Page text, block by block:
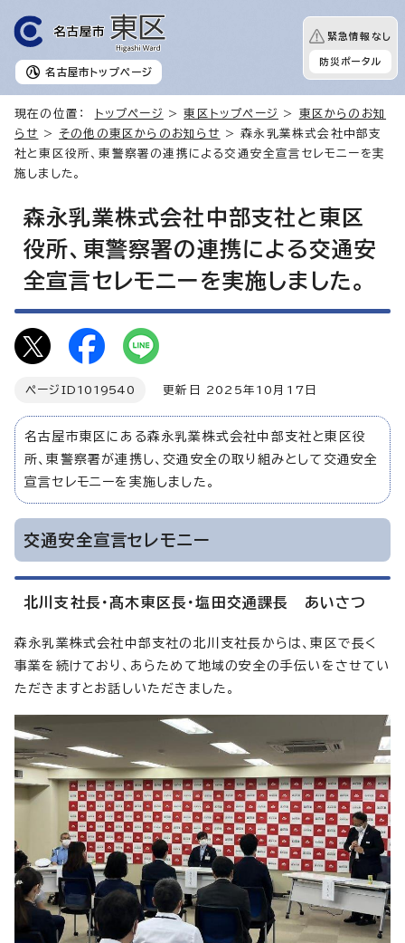
名古屋市 トップページ
緊急情報なし
防災ポータル
現在の位置： トップページ > 東区トップページ >
東区からのお知
らせ
> その他の東区からのお知らせ
> 森永乳業株式会社中部支
社と東区役所、東警察署の連携による交通安全宣言セレモニーを実
施しました。
森永乳業株式会社中部支社と東区
役所、東警察署の連携による交通安
全宣言セレモニーを実施しました。
ページID 1019540 更新日 2025年10月17日
名古屋市東区にある森永乳業株式会社中部支社と東区役
所、東警察署が連携し、交通安全の取り組みとして交通安全
宣言セレモニーを実施しました。
交通安全宣言セレモニー
北川支社長・髙木東区長・塩田交通課長 あいさつ
森永乳業株式会社中部支社の北川支社長からは、東区で長く
事業を続けており、あらためて地域の安全の手伝いをさせてい
ただきますとお話しいただきました。